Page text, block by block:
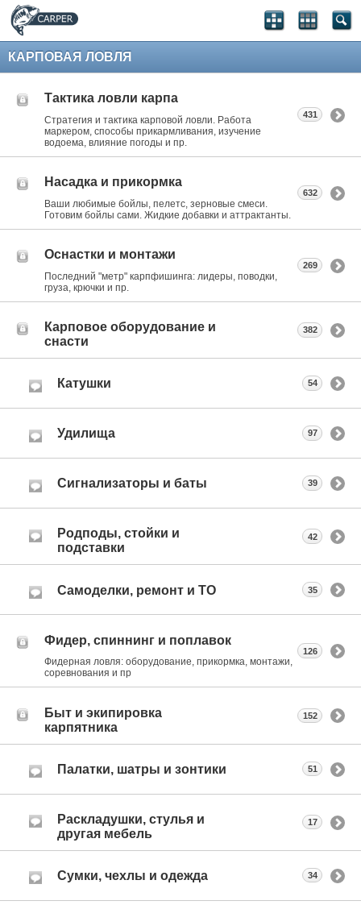
КАРПОВАЯ ЛОВЛЯ
Тактика ловли карпа
Стратегия и тактика карповой ловли. Работа
маркером, способы прикармливания, изучение
водоема, влияние погоды и пр.
431
Насадка и прикормка
Ваши любимые бойлы, пелетс, зерновые смеси.
Готовим бойлы сами. Жидкие добавки и аттрактанты.
632
Оснастки и монтажи
Последний "метр" карпфишинга: лидеры, поводки,
груза, крючки и пр.
269
Карповое оборудование и
снасти
382
Катушки 54
Удилища 97
Сигнализаторы и баты 39
Родподы, стойки и
подставки
42
Самоделки, ремонт и ТО 35
Фидер, спиннинг и поплавок
Фидерная ловля: оборудование, прикормка, монтажи,
соревнования и пр
126
Быт и экипировка
карпятника
152
Палатки, шатры и зонтики 51
Раскладушки, стулья и
другая мебель
17
Сумки, чехлы и одежда 34